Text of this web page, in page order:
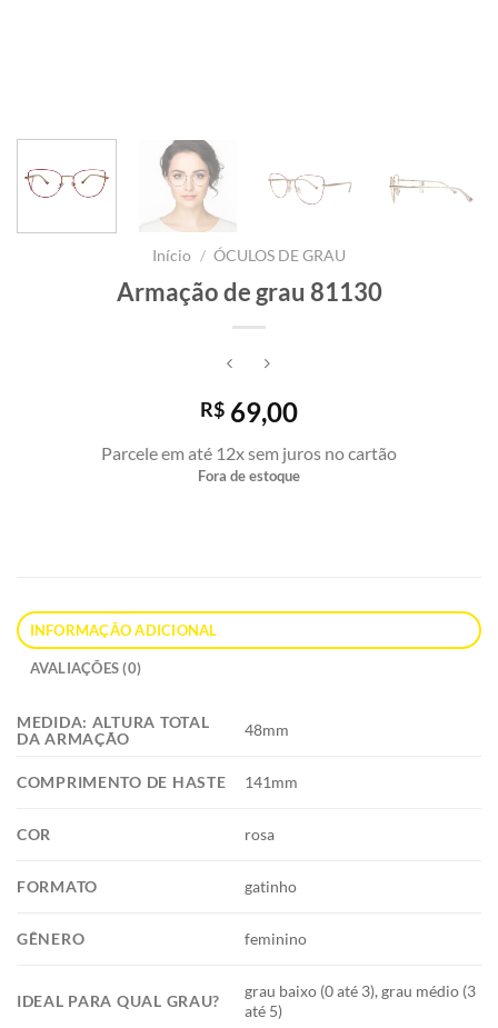
Início / ÓCULOS DE GRAU
Armação de grau 81130
R$ 69,00
Parcele em até 12x sem juros no cartão
Fora de estoque
INFORMAÇÃO ADICIONAL
AVALIAÇÕES (0)
MEDIDA: ALTURA TOTAL
DA ARMAÇÃO
48mm
COMPRIMENTO DE HASTE 141mm
COR rosa
FORMATO gatinho
GÊNERO feminino
IDEAL PARA QUAL GRAU?
grau baixo (0 até 3), grau médio (3
até 5)